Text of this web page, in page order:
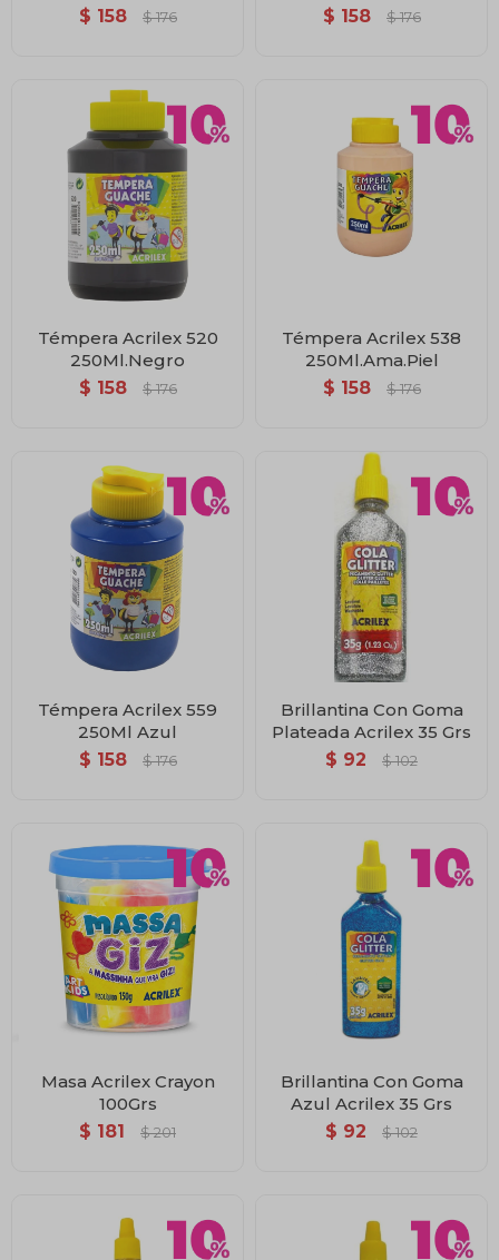
$ 158 $ 176
$ 158 $ 176
Témpera Acrilex 520
250Ml.Negro
$ 158 $ 176
Témpera Acrilex 538
250Ml.Ama.Piel
$ 158 $ 176
Témpera Acrilex 559
250Ml Azul
$ 158 $ 176
Brillantina Con Goma
Plateada Acrilex 35 Grs
$ 92 $ 102
Masa Acrilex Crayon
100Grs
$ 181 $ 201
Brillantina Con Goma
Azul Acrilex 35 Grs
$ 92 $ 102